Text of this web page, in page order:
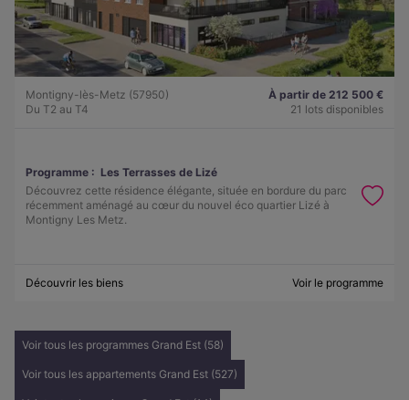
Montigny-lès-Metz (57950)
Du T2 au T4
À partir de 212 500 €
21 lots disponibles
Programme : Les Terrasses de Lizé
Découvrez cette résidence élégante, située en bordure du parc
récemment aménagé au cœur du nouvel éco quartier Lizé à
Montigny Les Metz.
Découvrir les biens Voir le programme
Voir tous les programmes Grand Est (58)
Voir tous les appartements Grand Est (527)